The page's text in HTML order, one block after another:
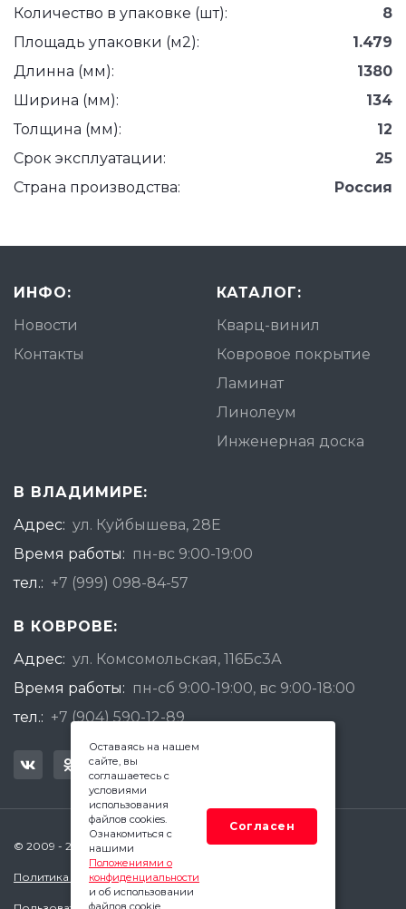
Количество в упаковке (шт):
8
Площадь упаковки (м2):
1.479
Длинна (мм):
1380
Ширина (мм):
134
Толщина (мм):
12
Срок эксплуатации:
25
Страна производства:
Россия
ИНФО:
Новости
Контакты
КАТАЛОГ:
Кварц-винил
Ковровое покрытие
Ламинат
Линолеум
Инженерная доска
В ВЛАДИМИРЕ:
Адрес: ул. Куйбышева, 28Е
Время работы: пн-вс 9:00-19:00
тел.: +7 (999) 098-84-57
В КОВРОВЕ:
Адрес: ул. Комсомольская, 116Бс3А
Время работы: пн-сб 9:00-19:00, вс 9:00-18:00
тел.: +7 (904) 590-12-89
© 2009 - 2026 Квадратный Метр - Ковров
Политика конфиденциальности
Оставаясь на нашем
сайте, вы
соглашаетесь с
условиями
использования
файлов cookies.
Ознакомиться с
нашими
Положениями о
конфиденциальности
и об использовании
файлов cookie.
Согласен